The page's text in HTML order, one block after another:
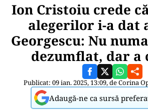
Ion Cristoiu crede
alegerilor i-a dat
Georgescu: Nu
dezumflat, dar a
Publicat: 09 ian. 2025, 13:09, deCorina
Adaugă-ne ca sursă